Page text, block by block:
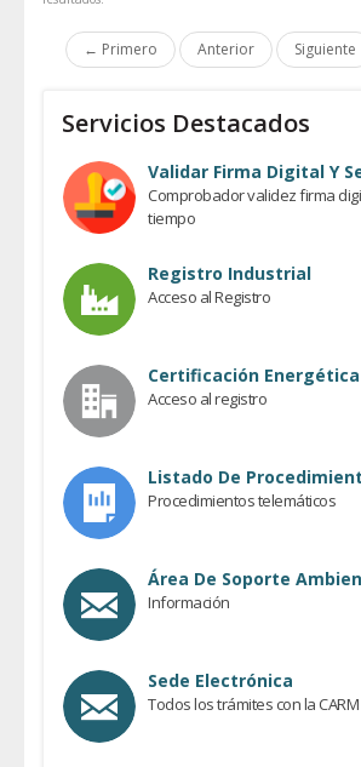
← Primero Anterior Siguiente
Servicios Destacados
Validar Firma Digital Y
Comprobador validez firma
tiempo
Registro Industrial
Acceso al Registro
Certificación Energética
Acceso al registro
Listado De
Procedimientos telemáticos
Área De Soporte
Información
Sede Electrónica
Todos los trámites con la CARM